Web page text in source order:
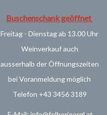
Buschenschank geöffnet
Freitag - Dienstag ab 13.00 Uhr
Weinverkaufauch
ausserhalb der Öffnungszeiten
bei Voranmeldung möglich
Telefon +43 3456 3189